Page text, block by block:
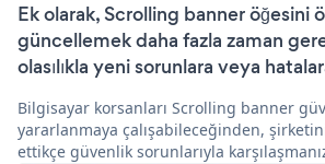
Ek olarak, Scrolling banner öğesini
güncellemek daha fazla zaman
olasılıkla yeni sorunlara veya
Bilgisayar korsanları Scrolling banner
yararlanmaya çalışabileceğinden,
ettikçe güvenlik sorunlarıyla